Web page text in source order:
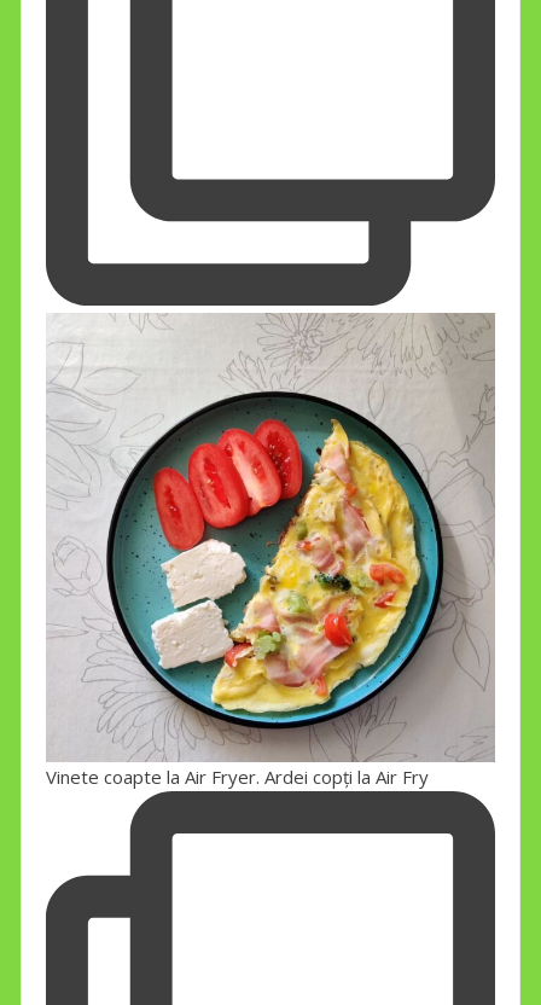
Vinete coapte la Air Fryer. Ardei copți la Air Fry